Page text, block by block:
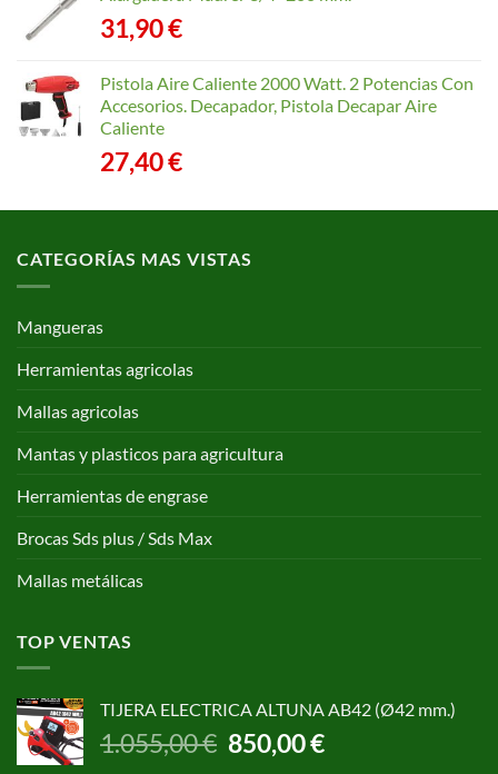
31,90€
Pistola Aire Caliente 2000 Watt. 2 Potencias Con
Accesorios. Decapador, Pistola Decapar Aire
Caliente
27,40€
CATEGORÍAS MAS VISTAS
Mangueras
Herramientas agricolas
Mallas agricolas
Mantas y plasticos para agricultura
Herramientas de engrase
Brocas Sds plus / Sds Max
Mallas metálicas
TOP VENTAS
TIJERA ELECTRICA ALTUNA AB42 (Ø42 mm.)
1.055,00€ El
precio
850,00€El